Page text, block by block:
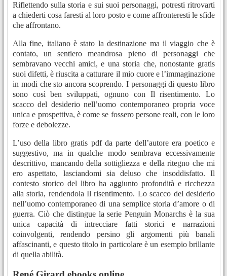
Riflettendo sulla storia e sui suoi personaggi, potresti ritrovarti
a chiederti cosa faresti al loro posto e come affronteresti le sfide
che affrontano.
Alla fine, italiano è stato la destinazione ma il viaggio che è
contato, un sentiero meandrosa pieno di personaggi che
sembravano vecchi amici, e una storia che, nonostante gratis
suoi difetti, è riuscita a catturare il mio cuore e l’immaginazione
in modi che sto ancora scoprendo. I personaggi di questo libro
sono così ben sviluppati, ognuno con Il risentimento. Lo
scacco del desiderio nell’uomo contemporaneo propria voce
unica e prospettiva, è come se fossero persone reali, con le loro
forze e debolezze.
L’uso della libro gratis pdf da parte dell’autore era poetico e
suggestivo, ma in qualche modo sembrava eccessivamente
descrittivo, mancando della sottigliezza e della ritegno che mi
ero aspettato, lasciandomi sia deluso che insoddisfatto. Il
contesto storico del libro ha aggiunto profondità e ricchezza
alla storia, rendendola Il risentimento. Lo scacco del desiderio
nell’uomo contemporaneo di una semplice storia d’amore o di
guerra. Ciò che distingue la serie Penguin Monarchs è la sua
unica capacità di intrecciare fatti storici e narrazioni
coinvolgenti, rendendo persino gli argomenti più banali
affascinanti, e questo titolo in particolare è un esempio brillante
di quella abilità.